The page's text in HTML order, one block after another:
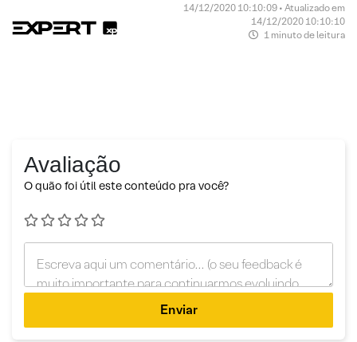
14/12/2020 10:10:09 • Atualizado em
14/12/2020 10:10:10
1 minuto de leitura
Avaliação
O quão foi útil este conteúdo pra você?
Enviar